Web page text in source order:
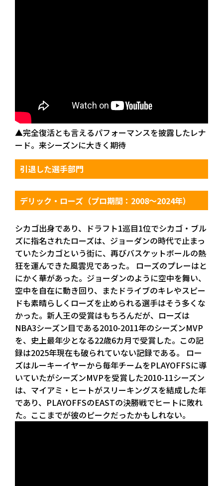
▲完全復活とも言えるパフォーマンスを披露したレナ
ード。来シーズンに大きく期待
引退した選手部門
デリック・ローズ（プロ期間：2008〜2024年）
シカゴ出身であり、ドラフト1巡目1位でシカゴ・ブル
ズに指名されたローズは、ジョーダンの時代で止まっ
ていたシカゴという街に、再びバスケットボールの熱
狂を運んできた風雲児であった。 ローズのプレーはと
にかく華があった。ジョーダンのように空中を舞い、
空中を自在に動き回り、またドライブのキレやスピー
ドも素晴らしくローズを止められる選手はそう多くな
かった。新人王の受賞はもちろんだが、ローズは
NBA3シーズン目である2010-2011年のシーズンMVP
を、史上最年少となる22歳6カ月で受賞した。この記
録は2025年現在も破られていない記録である。 ロー
ズはルーキーイヤーから毎年チームをPLAYOFFSに導
いていたがシーズンMVPを受賞した2010-11シーズン
は、マイアミ・ヒートがスリーキングスを結成した年
であり、PLAYOFFSのEASTの決勝戦でヒートに敗れ
た。ここまでが彼のピークだったかもしれない。